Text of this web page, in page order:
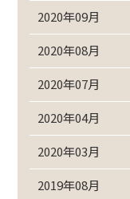
2020年09月
2020年08月
2020年07月
2020年04月
2020年03月
2019年08月